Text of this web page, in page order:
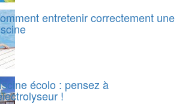
entretenir correctement une
écolo : pensez à
!